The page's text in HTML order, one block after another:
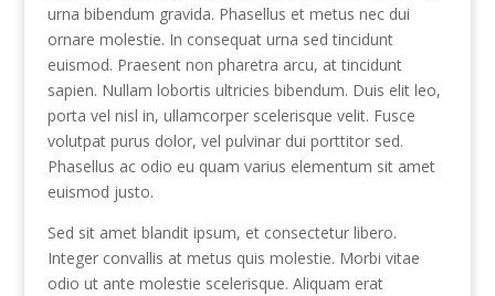
urna bibendum gravida. Phasellus et metus nec dui
ornare molestie. In consequat urna sed tincidunt
euismod. Praesent non pharetra arcu, at tincidunt
sapien. Nullam lobortis ultricies bibendum. Duis elit leo,
porta vel nisl in, ullamcorper scelerisque velit. Fusce
volutpat purus dolor, vel pulvinar dui porttitor sed.
Phasellus ac odio eu quam varius elementum sit amet
euismod justo.
Sed sit amet blandit ipsum, et consectetur libero.
Integer convallis at metus quis molestie. Morbi vitae
odio ut ante molestie scelerisque. Aliquam erat